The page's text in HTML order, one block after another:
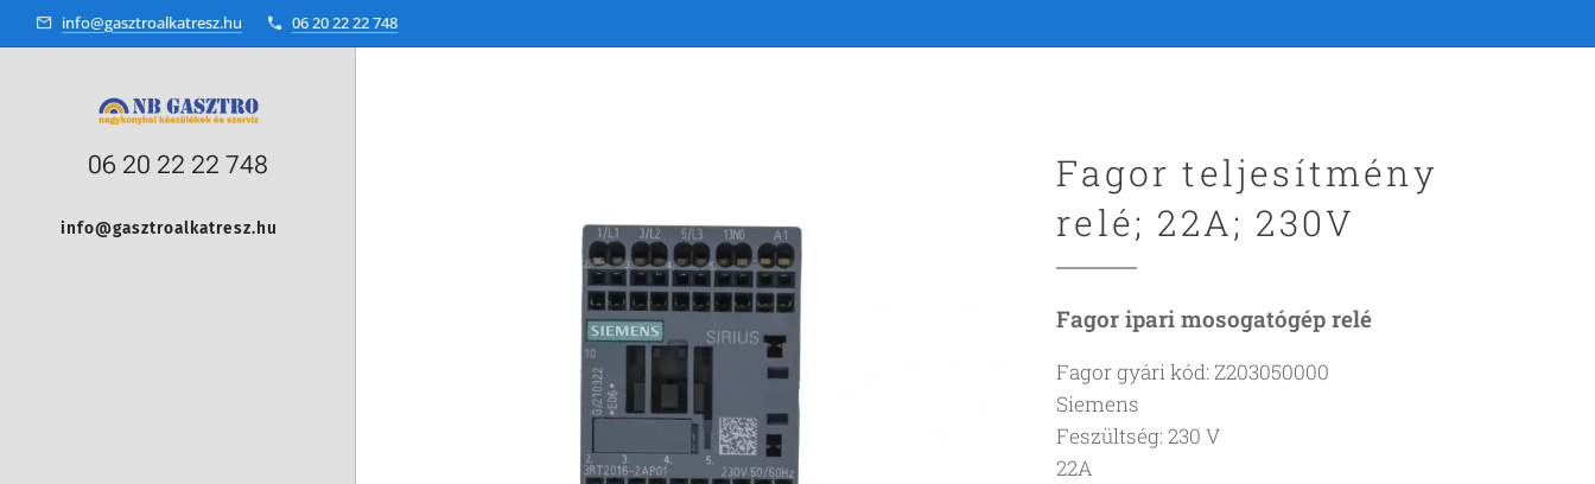
info@gasztroalkatresz.hu 06 20 22 22 748
06 20 22 22 748
info@gasztroalkatresz.hu
Fagor teljesítmény
relé; 22A; 230V
Fagor ipari mosogatógép relé
Fagor gyári kód: Z203050000
Siemens
Feszültség: 230 V
22A